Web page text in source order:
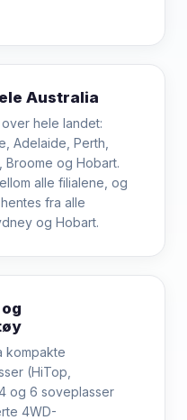
Australia
hele landet:
Adelaide, Perth,
Broome og Hobart.
alle filialene, og
fra alle
og Hobart.
kompakte
(HiTop,
og 6 soveplasser
4WD-